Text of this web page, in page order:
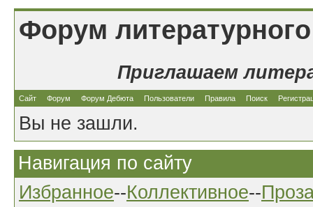
Форум
Приглашаем
Сайт Форум Форум Дебюта Пользователи Правила Поиск
Вы не зашли.
Навигация по сайту
Избранное--Коллективное--